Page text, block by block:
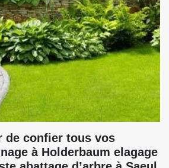
de confier tous vos
à Holderbaum elagage